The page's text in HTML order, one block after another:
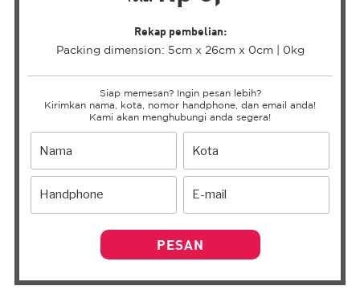
Rekap pembelian:
Packing dimension: 5cm x 26cm x 0cm | 0kg
Siap memesan? Ingin pesan lebih?
Kirimkan nama, kota, nomor handphone, dan email anda!
Kami akan menghubungi anda segera!
PESAN